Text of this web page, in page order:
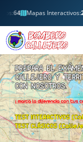
64 Mapas Interactivos:2